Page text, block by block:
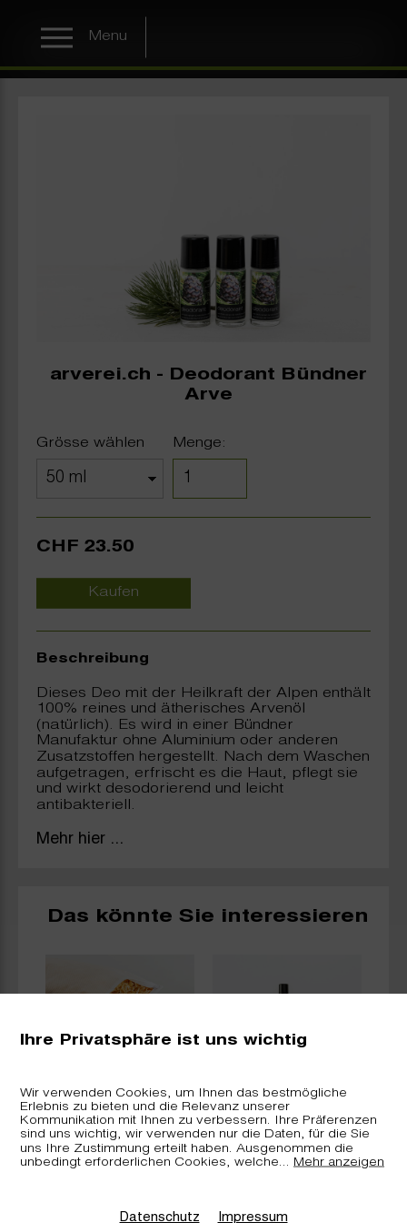
Menu
arverei.ch - Deodorant Bündner
Arve
Grösse wählen Menge:
CHF 23.50
Kaufen
Beschreibung
Dieses Deo mit der Heilkraft der Alpen enthält
100% reines und ätherisches Arvenöl
(natürlich). Es wird in einer Bündner
Manufaktur ohne Aluminium oder anderen
Zusatzstoffen hergestellt. Nach dem Waschen
aufgetragen, erfrischt es die Haut, pflegt sie
und wirkt desodorierend und leicht
antibakteriell.
Mehr hier ...
Das könnte Sie interessieren
Arvenkissen
«nature» inkl.
Nachfüllkit
arverei.ch -
Raumduft Bündner
Arve
Ihre Privatsphäre ist uns wichtig
Wir verwenden Cookies, um Ihnen das bestmögliche
Erlebnis zu bieten und die Relevanz unserer
Kommunikation mit Ihnen zu verbessern. Ihre Präferenzen
sind uns wichtig, wir verwenden nur die Daten, für die Sie
uns Ihre Zustimmung erteilt haben. Ausgenommen die
unbedingt erforderlichen Cookies, welche... Mehr anzeigen
Datenschutz Impressum